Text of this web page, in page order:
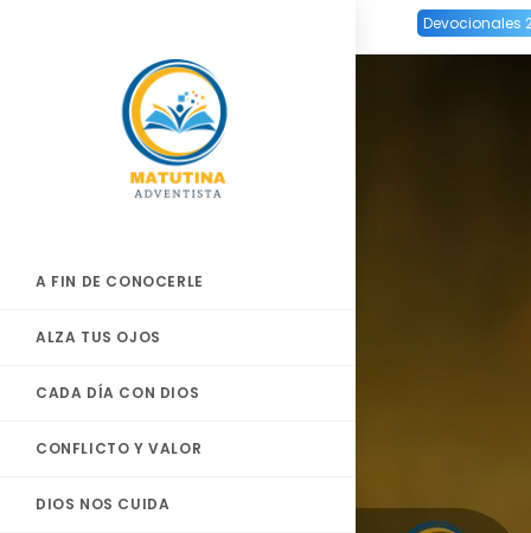
Devocionales
A FIN DE CONOCERLE
ALZA TUS OJOS
CADA DÍA CON DIOS
CONFLICTO Y VALOR
DIOS NOS CUIDA